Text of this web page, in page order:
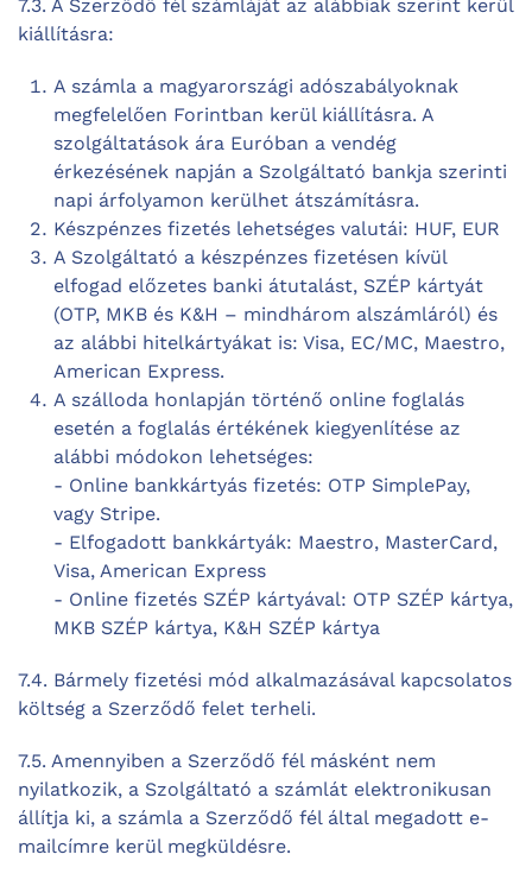
7.3. A Szerződő fél számláját az alábbiak szerint kerül
kiállításra:
A számla a magyarországi adószabályoknak
megfelelően Forintban kerül kiállításra. A
szolgáltatások ára Euróban a vendég
érkezésének napján a Szolgáltató bankja szerinti
napi árfolyamon kerülhet átszámításra.
Készpénzes fizetés lehetséges valutái: HUF, EUR
A Szolgáltató a készpénzes fizetésen kívül
elfogad előzetes banki átutalást, SZÉP kártyát
(OTP, MKB és K&H – mindhárom alszámláról) és
az alábbi hitelkártyákat is: Visa, EC/MC, Maestro,
American Express.
A szálloda honlapján történő online foglalás
esetén a foglalás értékének kiegyenlítése az
alábbi módokon lehetséges:
- Online bankkártyás fizetés: OTP SimplePay,
vagy Stripe.
- Elfogadott bankkártyák: Maestro, MasterCard,
Visa, American Express
- Online fizetés SZÉP kártyával: OTP SZÉP kártya,
MKB SZÉP kártya, K&H SZÉP kártya
7.4. Bármely fizetési mód alkalmazásával kapcsolatos
költség a Szerződő felet terheli.
7.5. Amennyiben a Szerződő fél másként nem
nyilatkozik, a Szolgáltató a számlát elektronikusan
állítja ki, a számla a Szerződő fél által megadott e-
mailcímre kerül megküldésre.